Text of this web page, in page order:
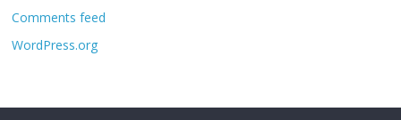
Comments feed
WordPress.org